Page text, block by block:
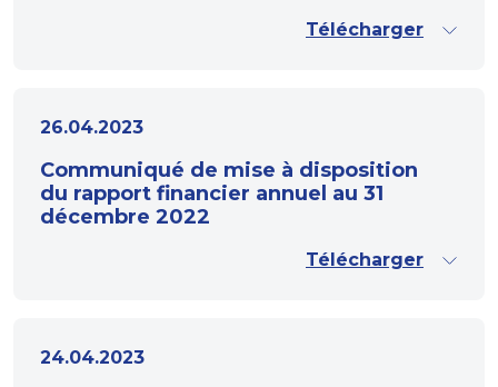
Télécharger
26.04.2023
Communiqué de mise à disposition
du rapport financier annuel au 31
décembre 2022
Télécharger
24.04.2023